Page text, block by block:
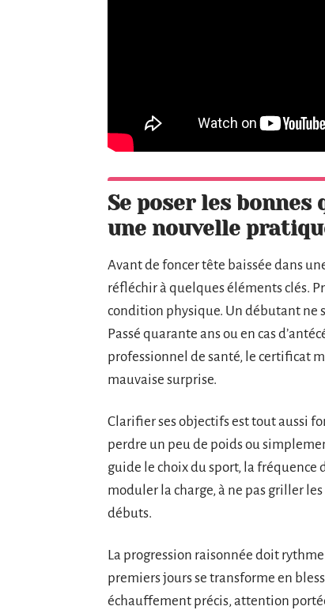
Se poser les
une nouvelle
Avant de foncer tête baissée dans
réfléchir à quelques éléments clés.
condition physique. Un débutant ne
Passé quarante ans ou en cas
professionnel de santé, le certificat
mauvaise surprise.
Clarifier ses objectifs est tout aussi
perdre un peu de poids ou
guide le choix du sport, la fréquence
moduler la charge, à ne pas griller
débuts.
La progression raisonnée doit
premiers jours se transforme en
échauffement précis, attention